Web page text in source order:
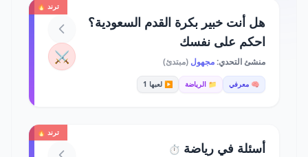
ترند 🔥
هل أنت خبير بكرة القدم السعودية؟
احكم على نفسك
منشئ التحدي:مجهول (مبتدئ)
🧠 معرفي 📁 الرياضة ▶️ لعبها 1
⚔️
ترند 🔥
أسئلة في رياضة ⏱️